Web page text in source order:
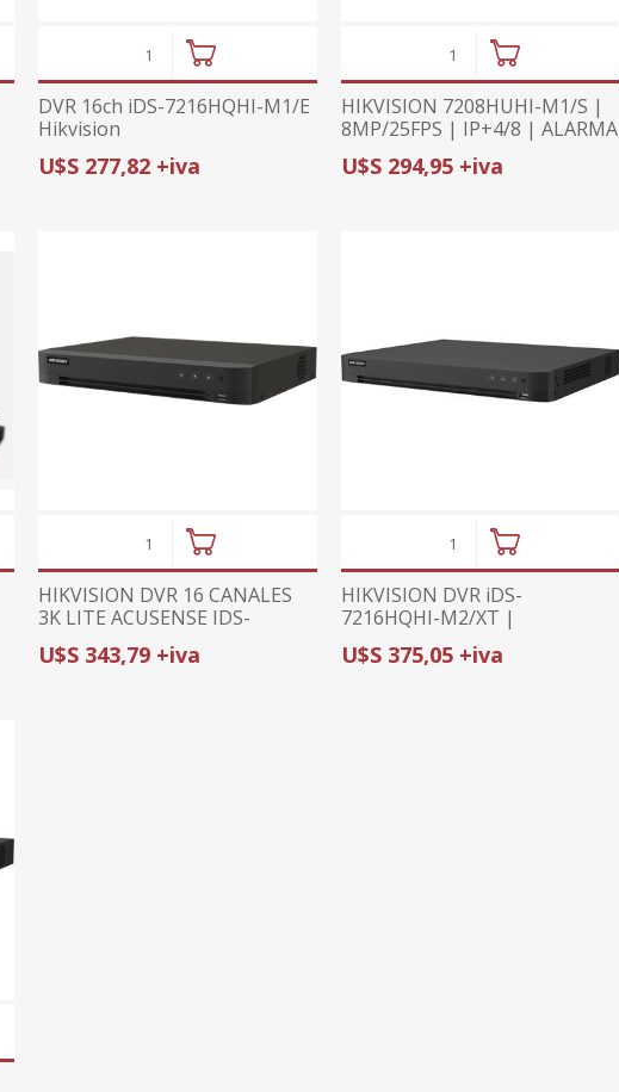
DVR 16ch iDS-7216HQHI-M1/E
Hikvision
U$S 277,82 +iva
HIKVISION 7208HUHI-M1/S |
8MP/25FPS | IP+4/8 | ALARMA
U$S 294,95 +iva
HIKVISION DVR 16 CANALES
3K LITE ACUSENSE IDS-
7216HQHI-M1/XT | 16+8
CANALES | MOTION
U$S 343,79 +iva
HIKVISION DVR iDS-
7216HQHI-M2/XT |
1080p/25FPS | IP+8
U$S 375,05 +iva